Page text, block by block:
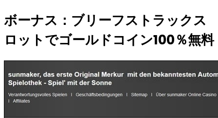
ボーナス：ブリーフストラックス
ロットでゴールドコイン100％無料